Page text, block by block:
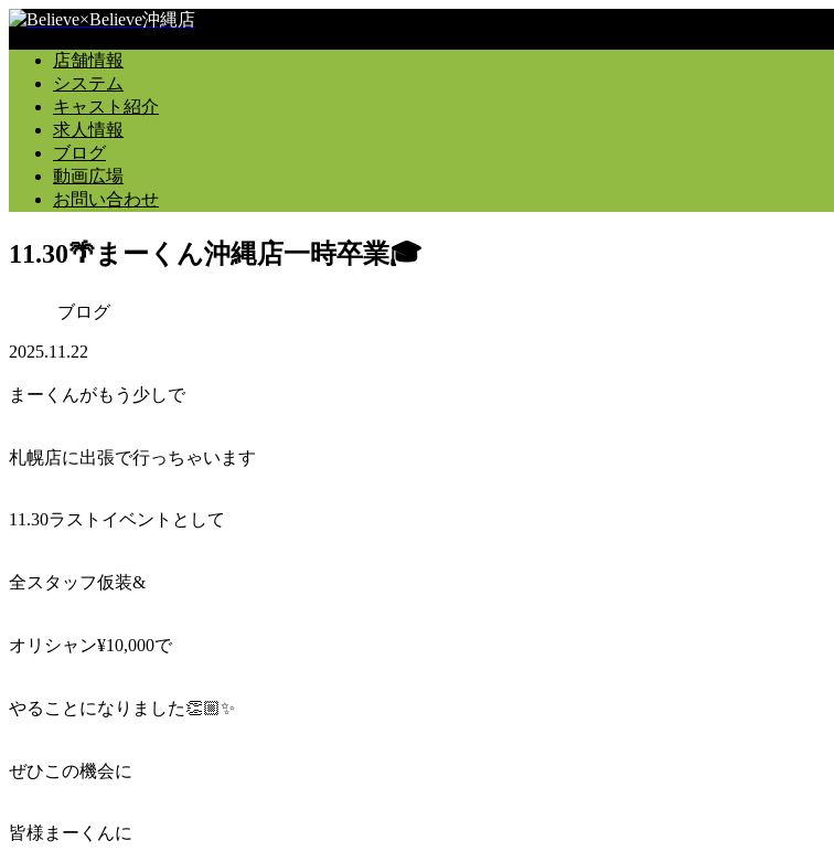
店舗情報
システム
キャスト紹介
求人情報
ブログ
動画広場
お問い合わせ
11.30🌴まーくん沖縄店一時卒業🎓
ブログ
2025.11.22
まーくんがもう少しで
札幌店に出張で行っちゃいます
11.30ラストイベントとして
全スタッフ仮装&
オリシャン¥10,000で
やることになりました👏🏼✨
ぜひこの機会に
皆様まーくんに